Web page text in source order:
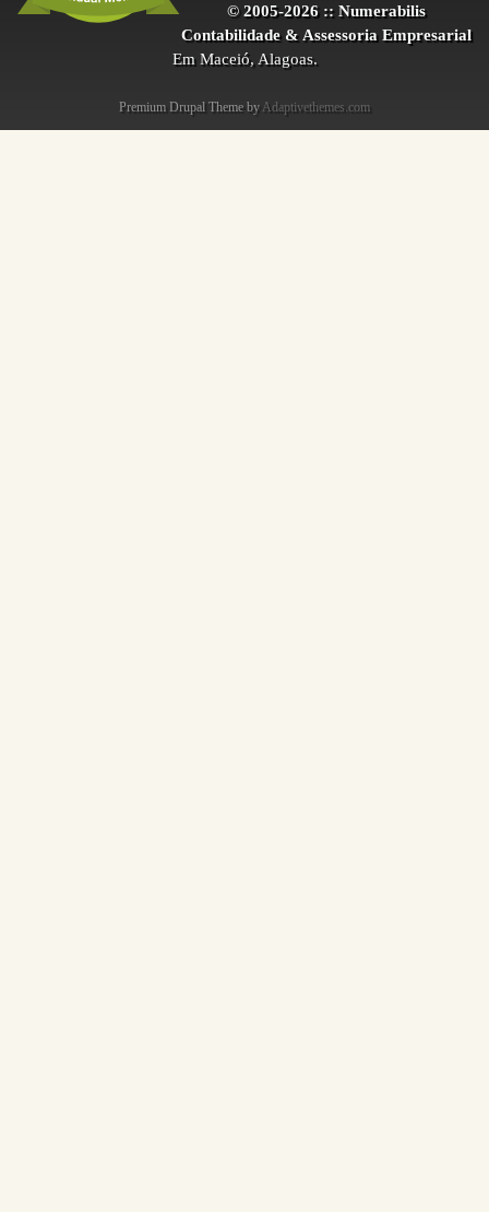
© 2005-2026 :: Numerabilis
Contabilidade & Assessoria Empresarial
Em Maceió, Alagoas.
Premium Drupal Theme by Adaptivethemes.com